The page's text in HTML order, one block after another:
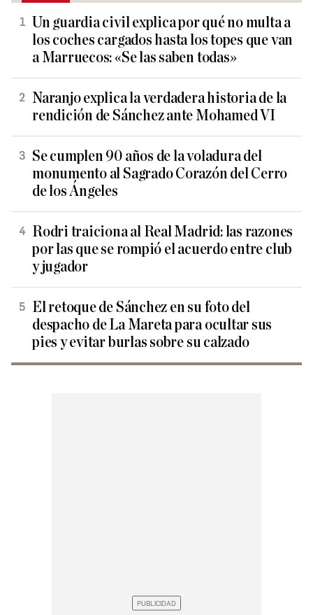
Un guardia civil explica por qué no multa a
los coches cargados hasta los topes que van
a Marruecos: «Se las saben todas»
Naranjo explica la verdadera historia de la
rendición de Sánchez ante Mohamed VI
Se cumplen 90 años de la voladura del
monumento al Sagrado Corazón del Cerro
de los Ángeles
Rodri traiciona al Real Madrid: las razones
por las que se rompió el acuerdo entre club
y jugador
El retoque de Sánchez en su foto del
despacho de La Mareta para ocultar sus
pies y evitar burlas sobre su calzado